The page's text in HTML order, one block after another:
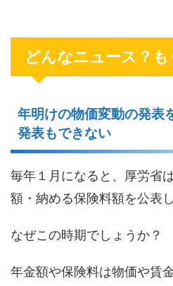
どんなニュース？も
年明けの物価変動の発表
発表もできない
毎年１月になると、厚労省
額・納める保険料額を公表し
なぜこの時期でしょうか？
年金額や保険料は物価や賃